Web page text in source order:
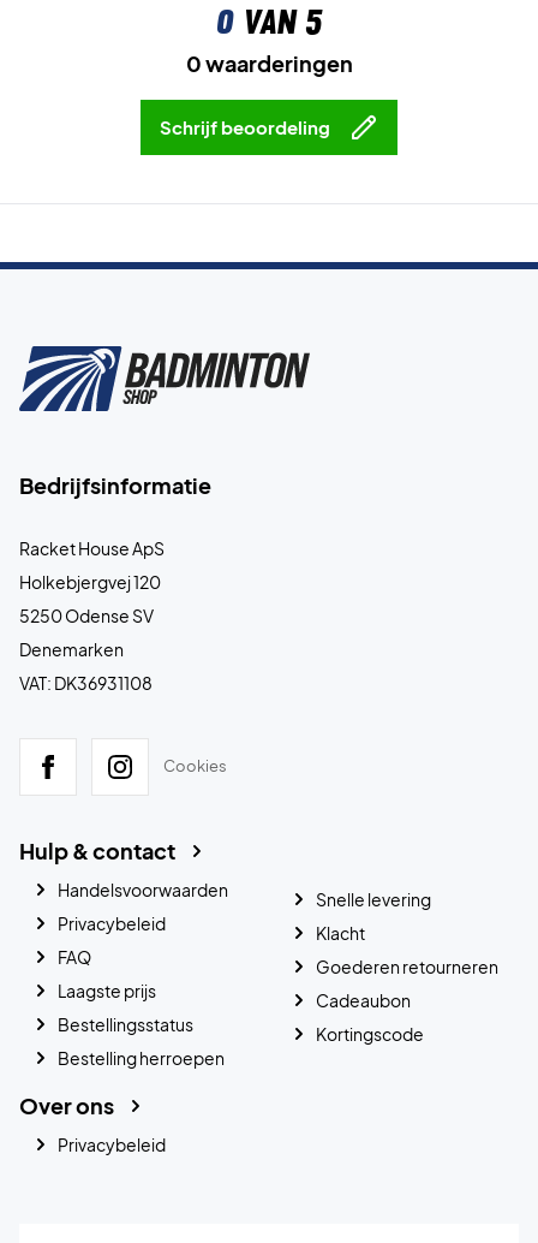
0van 5
0 waarderingen
Schrijf beoordeling
Bedrijfsinformatie
Racket House ApS
Holkebjergvej 120
5250 Odense SV
Denemarken
VAT: DK36931108
Cookies
Hulp & contact
Handelsvoorwaarden
Privacybeleid
FAQ
Laagste prijs
Bestellingsstatus
Bestelling herroepen
Snelle levering
Klacht
Goederen retourneren
Cadeaubon
Kortingscode
Over ons
Privacybeleid